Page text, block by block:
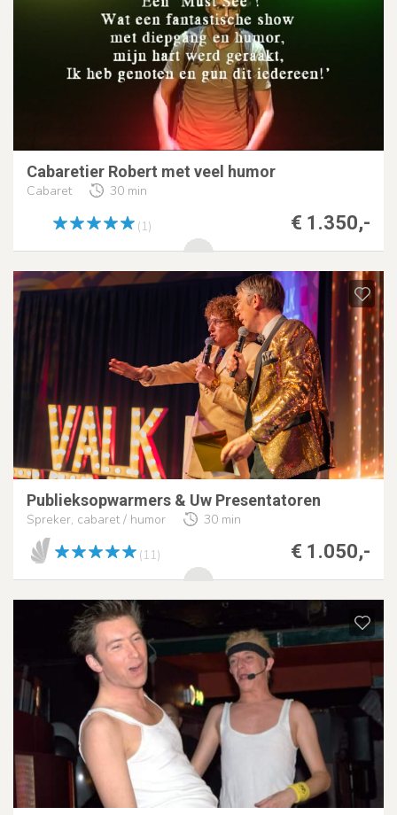
Cabaretier Robert met veel humor
Cabaret 30 min
€ 1.350,-
(1)
Publieksopwarmers & Uw Presentatoren
Spreker, cabaret / humor 30 min
€ 1.050,-
(11)